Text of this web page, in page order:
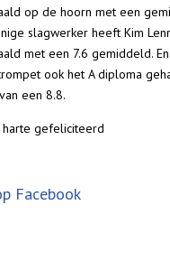
op de hoorn met een
slagwerker heeft Kim
met een 7.6 gemiddeld.
ook het A diploma
een 8.8.
gefeliciteerd
Facebook